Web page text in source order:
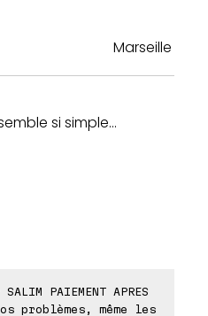
Marseille
si simple...
PAIEMENT APRES
vos problèmes, même les